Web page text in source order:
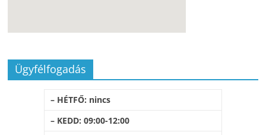
Ügyfélfogadás
– HÉTFŐ: nincs
– KEDD: 09:00-12:00